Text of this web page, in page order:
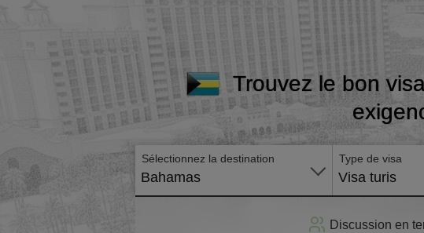
Trouvez le bon
Sélectionnez la destination
Bahamas
Type de visa
Visa turis
Discussion en